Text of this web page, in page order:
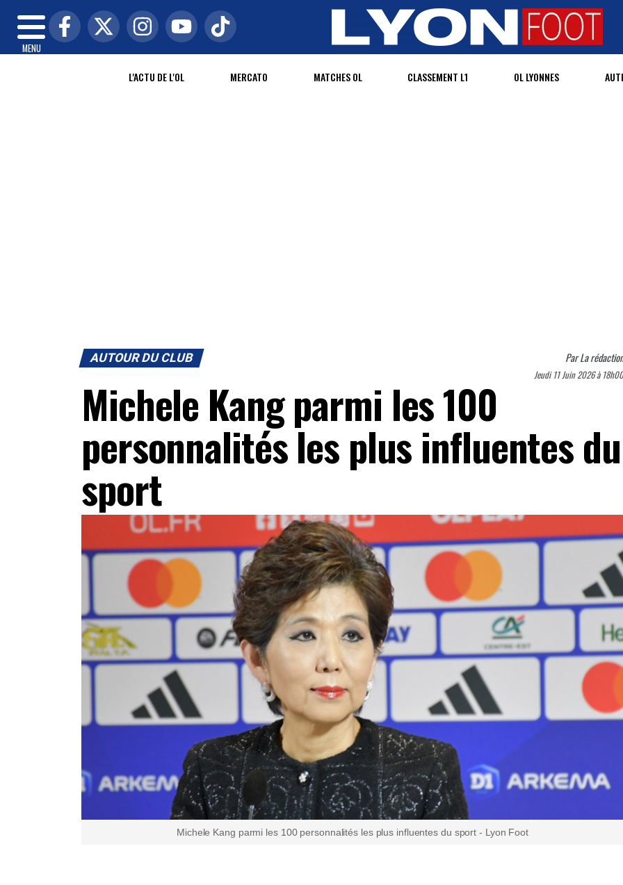
MENU
L'ACTU DE L'OL MERCATO MATCHES OL CLASSEMENT L1 OL LYONNES
AUTOUR DU CLUB ParLa rédaction
Jeudi 11 Juin 2026 à 18h00
Michele Kang parmi les 100
personnalités les plus influentes du
sport
Michele Kang parmi les 100 personnalités les plus influentes du sport - Lyon Foot